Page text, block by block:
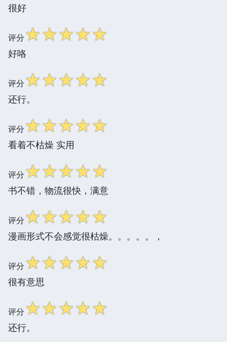
很好
评分☆☆☆☆☆
好咯
评分☆☆☆☆☆
还行。
评分☆☆☆☆☆
看着不枯燥 实用
评分☆☆☆☆☆
书不错，物流很快，满意
评分☆☆☆☆☆
漫画形式不会感觉很枯燥。。。。。，
评分☆☆☆☆☆
很有意思
评分☆☆☆☆☆
还行。